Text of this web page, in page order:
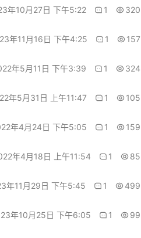
年10月27日 下午5:22 1 320
年11月16日 下午4:25 1 157
年5月11日 下午3:39 1 324
年5月31日 上午11:47 1 105
年4月24日 下午5:05 1 159
年4月18日 上午11:54 1 85
年11月29日 下午5:45 1 499
年10月25日 下午6:05 1 99